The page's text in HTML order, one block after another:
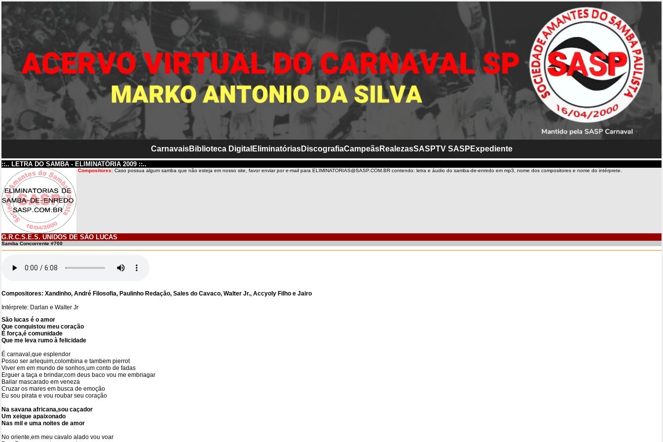
CarnavaisBiblioteca Digital EliminatóriasDiscografiaCampeãsRealezasSASPTV SASP Expediente
::.. LETRA DO SAMBA - ELIMINATÓRIA 2009 ::..
Compositores: Caso possua algum samba que não esteja em nosso site, favor enviar por e-mail para ELIMINATORIAS@SASP.COM.BR contendo: letra e áudio do samba-de-enredo em mp3, nome dos compositores e nome do intérprete.
G.R.C.S.E.S. UNIDOS DE SÃO LUCAS
Samba Concorrente #700
Compositores: Xandinho, André Filosofia, Paulinho Redação, Sales do Cavaco, Walter Jr., Accyoly Filho e Jairo
Intérprete: Darlan e Walter Jr
São lucas é o amor
Que conquistou meu coração
É força,é comunidade
Que me leva rumo à felicidade
É carnaval,que esplendor
Posso ser arlequim,colombina e tambem pierrot
Viver em em mundo de sonhos,um conto de fadas
Erguer a taça e brindar,com deus baco vou me embriagar
Bailar mascarado em veneza
Cruzar os mares em busca de emoção
Eu sou pirata e vou roubar seu coração
Na savana africana,sou caçador
Um xeique apaixonado
Nas mil e uma noites de amor
No oriente,em meu cavalo alado vou voar